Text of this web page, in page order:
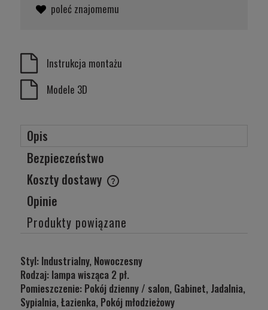
poleć znajomemu
Instrukcja montażu
Modele 3D
Opis
Bezpieczeństwo
Koszty dostawy
Cena nie zawiera ewentualnych kosztów płatności
Opinie
Produkty powiązane
Styl: Industrialny, Nowoczesny
Rodzaj: lampa wisząca 2 pł.
Pomieszczenie: Pokój dzienny / salon, Gabinet, Jadalnia,
Sypialnia, Łazienka, Pokój młodzieżowy